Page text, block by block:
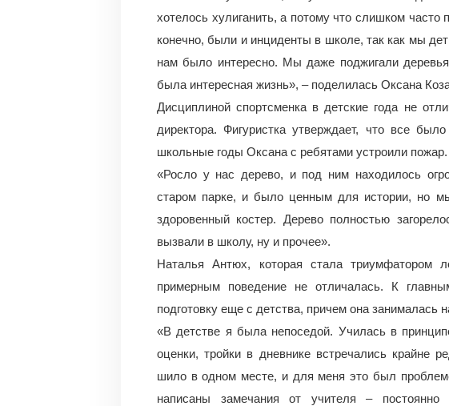
хотелось хулиганить, а потому что слишком часто
конечно, были и инциденты в школе, так как мы
нам было интересно. Мы даже поджигали
была интересная жизнь», – поделилась Оксана
Дисциплиной спортсменка в детские года не
директора. Фигуристка утверждает, что все
школьные годы Оксана с ребятами устроили пожар.
«Росло у нас дерево, и под ним находилось
старом парке, и было ценным для истории, но
здоровенный костер. Дерево полностью
вызвали в школу, ну и прочее».
Наталья Антюх, которая стала триумфатором
примерным поведение не отличалась. К
подготовку еще с детства, причем она занималась
«В детстве я была непоседой. Училась в
оценки, тройки в дневнике встречались крайне
шило в одном месте, и для меня это был
написаны замечания от учителя –